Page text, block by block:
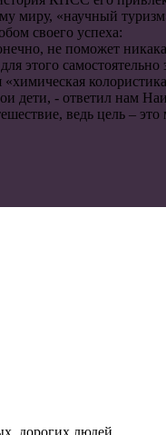
миру, «научный
своего успеха:
не поможет
этого
- ответил нам
ведь цель –